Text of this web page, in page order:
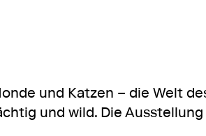
und Katzen – die Welt
und wild. Die